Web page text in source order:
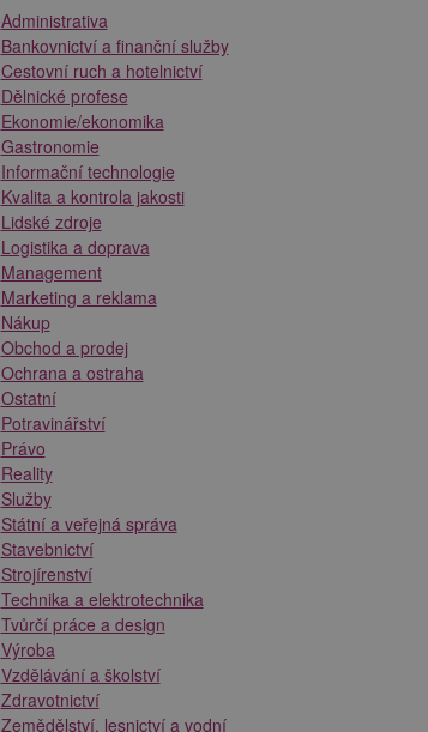
Administrativa
Bankovnictví a finanční služby
Cestovní ruch a hotelnictví
Dělnické profese
Ekonomie/ekonomika
Gastronomie
Informační technologie
Kvalita a kontrola jakosti
Lidské zdroje
Logistika a doprava
Management
Marketing a reklama
Nákup
Obchod a prodej
Ochrana a ostraha
Ostatní
Potravinářství
Právo
Reality
Služby
Státní a veřejná správa
Stavebnictví
Strojírenství
Technika a elektrotechnika
Tvůrčí práce a design
Výroba
Vzdělávání a školství
Zdravotnictví
Zemědělství, lesnictví a vodní